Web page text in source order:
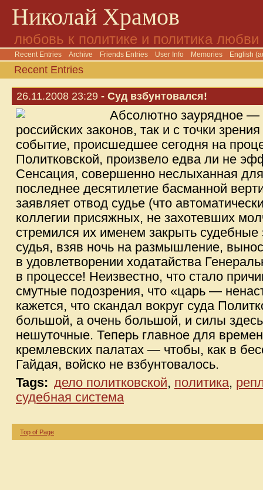
Николай Храмов
любовь к политике и политика любви
Recent Entries Archive Friends Entries User Info Memories English
Recent Entries
26.11.2008 23:29 - Суд взбунтовался!
Абсолютно заурядное —
российских законов, так и с точки
событие, происшедшее сегодня на
Политковской, произвело едва ли не
Сенсация, совершенно неслыханная
последнее десятилетие басманной
заявляет отвод судье (что
коллегии присяжных, не захотевших
стремился их именем закрыть судебные
судья, взяв ночь на размышление,
в удовлетворении ходатайства
в процессе! Неизвестно, что стало
смутные подозрения, что «царь —
кажется, что скандал вокруг суда
большой, а очень большой, и силы
нешуточные. Теперь главное для
кремлевских палатах — чтобы, как в
Гайдая, войско не взбунтовалось.
Tags: дело политковской, политика,
судебная система
Top of Page